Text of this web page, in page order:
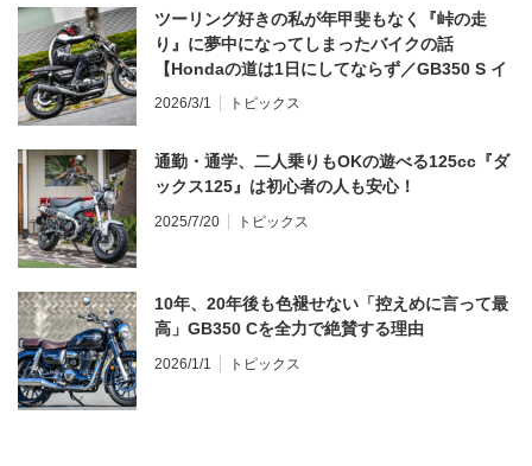
ツーリング好きの私が年甲斐もなく『峠の走
り』に夢中になってしまったバイクの話
【Hondaの道は1日にしてならず／GB350 S イ
ンプレ・レビュー 前編】
2026/3/1 トピックス
通勤・通学、二人乗りもOKの遊べる125cc『ダ
ックス125』は初心者の人も安心！
2025/7/20 トピックス
10年、20年後も色褪せない「控えめに言って最
高」GB350 Cを全力で絶賛する理由
2026/1/1 トピックス